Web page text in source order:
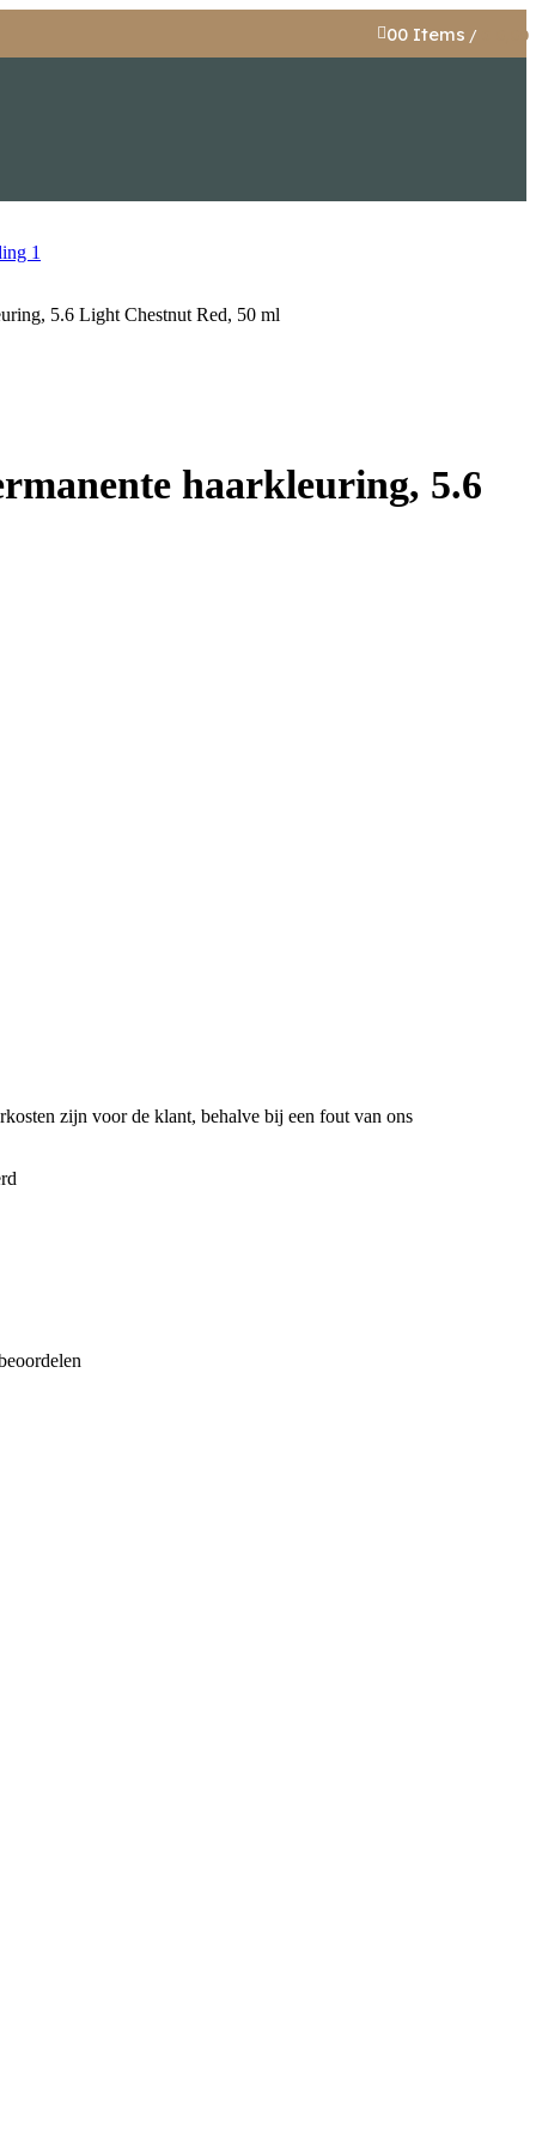
00 Items / 0,00
5.6 Light Chestnut Red, 50 ml
haarkleuring, 5.6
zijn voor de klant, behalve bij een fout van ons